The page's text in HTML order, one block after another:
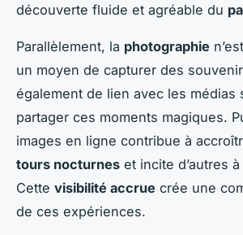
découverte fluide et agréable du
Parallèlement, la photographie
un moyen de capturer des
également de lien avec les médias
partager ces moments magiques.
images en ligne contribue à
tours nocturnes et incite d’autres
Cette visibilité accrue crée une
de ces expériences.